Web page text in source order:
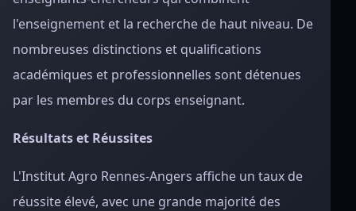
l'enseignement et la recherche de haut niveau. De
nombreuses distinctions et qualifications
académiques et professionnelles sont détenues
par les membres du corps enseignant.
Résultats et Réussites
L'Institut Agro Rennes-Angers affiche un taux de
réussite élevé, avec une grande majorité des